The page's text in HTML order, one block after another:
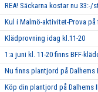
REA! Säckarna kostar nu 33:-/
Kul i Malmö-aktivitet-Prova
Klädprovning idag kl.11-20
1:a juni kl. 11-20 finns BFF-
Nu finns plantjord på Dalhems
Köp din plantjord på Dalhems